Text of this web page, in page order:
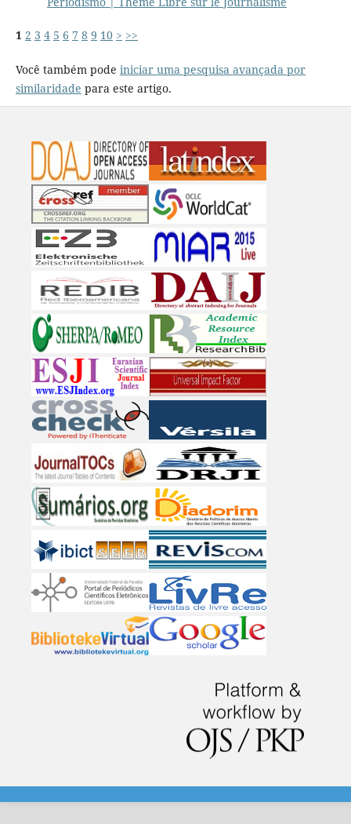
1 2 3 4 5 6 7 8 9 10 > >>
Você também pode iniciar uma pesquisa avançada por
similaridade para este artigo.